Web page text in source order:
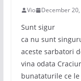
Vio December
Sunt sigur
ca nu sunt
aceste sarbatori
vina odata
bunataturile ce